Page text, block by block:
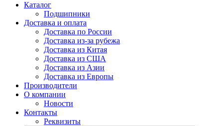
Каталог
Подшипники
Доставка и оплата
Доставка по России
Доставка из-за рубежа
Доставка из Китая
Доставка из США
Доставка из Азии
Доставка из Европы
Производители
О компании
Новости
Контакты
Реквизиты